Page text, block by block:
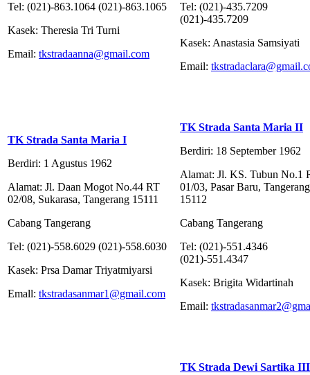
Tel: (021)-863.1064 (021)-863.1065
Kasek: Theresia Tri Turni
Email: tkstradaanna@gmail.com
Tel: (021)-435.7209
(021)-435.7209
Kasek: Anastasia Samsiyati
Email:
TK Strada Santa Maria I
Berdiri: 1 Agustus 1962
Alamat: Jl. Daan Mogot No.44 RT
02/08, Sukarasa, Tangerang 15111
Cabang Tangerang
Tel: (021)-558.6029 (021)-558.6030
Kasek: Prsa Damar Triyatmiyarsi
Emall: tkstradasanmar1@gmail.com
TK Strada Santa Maria II
Berdiri: 18 September 1962
Alamat: Jl. KS. Tubun No.1
01/03, Pasar Baru, Tangerang
15112
Cabang Tangerang
Tel: (021)-551.4346
(021)-551.4347
Kasek: Brigita Widartinah
Email:
TK Strada Dewi Sartika III